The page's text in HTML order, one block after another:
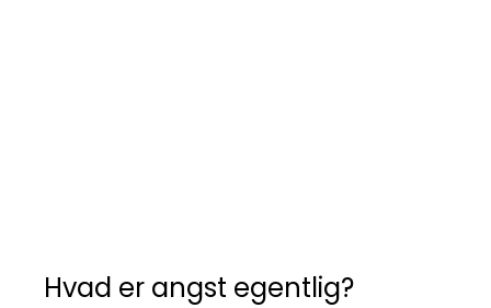
Hvad er angst egentlig?